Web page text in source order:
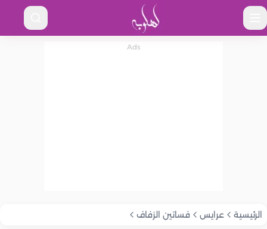
الرئيسية عرايس فساتين الزفاف